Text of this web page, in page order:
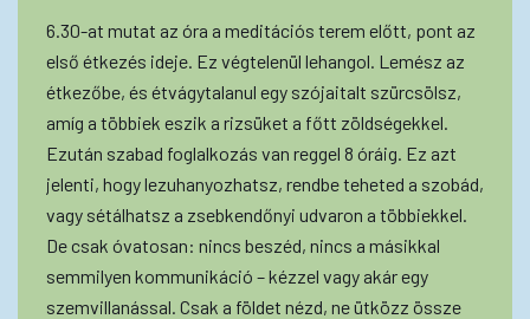
6.30-at mutat az óra a meditációs terem előtt, pont az
első étkezés ideje. Ez végtelenül lehangol. Lemész az
étkezőbe, és étvágytalanul egy szójaitalt szürcsölsz,
amíg a többiek eszik a rizsüket a főtt zöldségekkel.
Ezután szabad foglalkozás van reggel 8 óráig. Ez azt
jelenti, hogy lezuhanyozhatsz, rendbe teheted a szobád,
vagy sétálhatsz a zsebkendőnyi udvaron a többiekkel.
De csak óvatosan: nincs beszéd, nincs a másikkal
semmilyen kommunikáció – kézzel vagy akár egy
szemvillanással. Csak a földet nézd, ne ütközz össze